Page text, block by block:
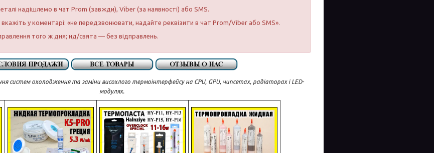
надішлемо в чат Prom (завжди), Viber (за наявності) або SMS.
у коментарі: «не передзвонювати, надайте реквізити в чат Prom/Viber або SMS».
того ж дня; нд/свята — без відправлень.
систем охолодження та заміни висохлого термоінтерфейсу на CPU, GPU, чипсетах, радіаторах і LED-
модулях.